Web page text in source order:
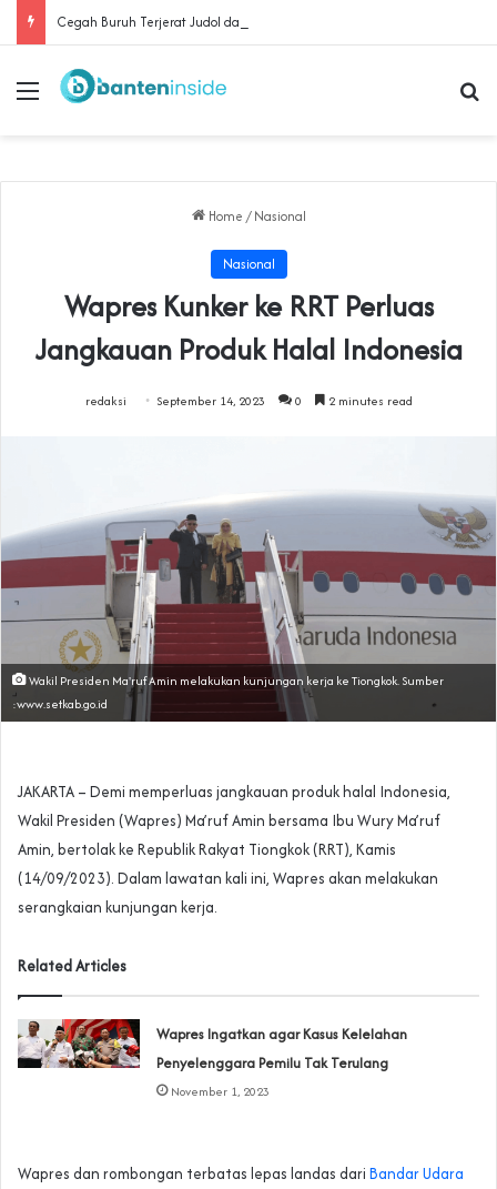
Menu
Home / Nasional
Nasional
Wapres Kunker ke RRT Perluas
Jangkauan Produk Halal Indonesia
redaksi September 14, 2023 0 2 minutes read
Wakil Presiden Ma'ruf Amin melakukan kunjungan kerja ke Tiongkok. Sumber
:www.setkab.go.id
JAKARTA – Demi memperluas jangkauan produk halal Indonesia,
Wakil Presiden (Wapres) Ma’ruf Amin bersama Ibu Wury Ma’ruf
Amin, bertolak ke Republik Rakyat Tiongkok (RRT), Kamis
(14/09/2023). Dalam lawatan kali ini, Wapres akan melakukan
serangkaian kunjungan kerja.
Related Articles
Wapres Ingatkan agar Kasus Kelelahan
Penyelenggara Pemilu Tak Terulang
November 1, 2023
Wapres dan rombongan terbatas lepas landas dari Bandar Udara